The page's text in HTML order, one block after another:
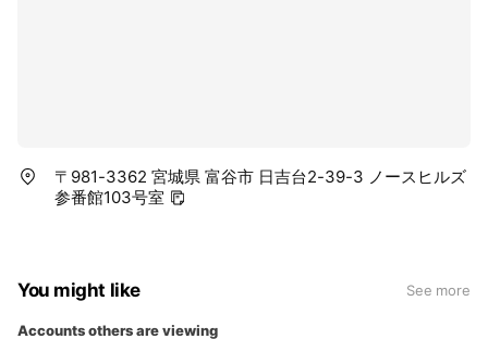
〒981-3362 宮城県 富谷市 日吉台2-39-3 ノースヒルズ
参番館103号室
You might like See more
Accounts others are viewing